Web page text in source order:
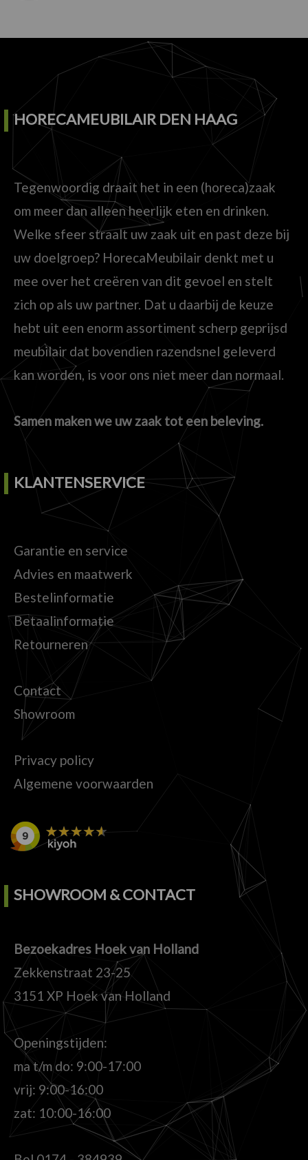
HORECAMEUBILAIR DEN HAAG
Tegenwoordig draait het in een (horeca)zaak
om meer dan alleen heerlijk eten en drinken.
Welke sfeer straalt uw zaak uit en past deze bij
uw doelgroep? HorecaMeubilair denkt met u
mee over het creëren van dit gevoel en stelt
zich op als uw partner. Dat u daarbij de keuze
hebt uit een enorm assortiment scherp geprijsd
meubilair dat bovendien razendsnel geleverd
kan worden, is voor ons niet meer dan normaal.
Samen maken we uw zaak tot een beleving.
KLANTENSERVICE
Garantie en service
Advies en maatwerk
Bestelinformatie
Betaalinformatie
Retourneren
Contact
Showroom
Privacy policy
Algemene voorwaarden
SHOWROOM & CONTACT
Bezoekadres Hoek van Holland
Zekkenstraat 23-25
3151 XP Hoek van Holland
Openingstijden:
ma t/m do: 9:00-17:00
vrij: 9:00-16:00
zat: 10:00-16:00